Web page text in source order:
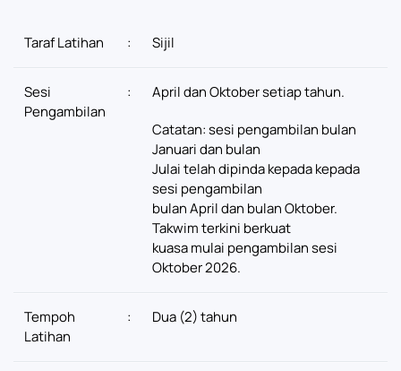
Taraf Latihan : Sijil
Sesi
Pengambilan
:
April dan Oktober setiap tahun.
Catatan: sesi pengambilan bulan
Januari dan bulan
Julai telah dipinda kepada kepada
sesi pengambilan
bulan April dan bulan Oktober.
Takwim terkini berkuat
kuasa mulai pengambilan sesi
Oktober 2026.
Tempoh
Latihan
: Dua (2) tahun